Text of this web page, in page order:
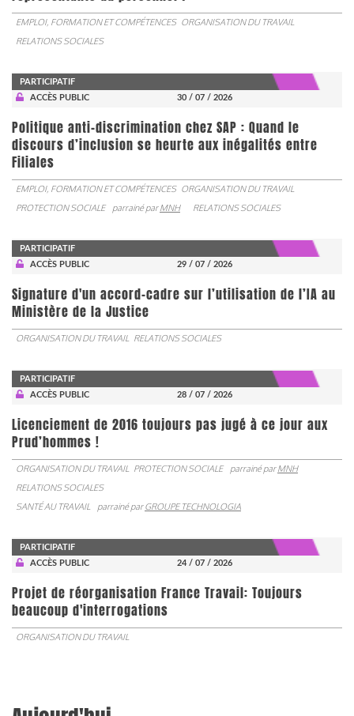
EMPLOI, FORMATION ET COMPÉTENCES ORGANISATION DU TRAVAIL
RELATIONS SOCIALES
PARTICIPATIF
ACCÈS PUBLIC
30 / 07 / 2026
Politique anti-discrimination chez SAP : Quand le
discours d’inclusion se heurte aux inégalités entre
Filiales
EMPLOI, FORMATION ET COMPÉTENCES ORGANISATION DU TRAVAIL
PROTECTION SOCIALE
parrainé parMNH RELATIONS SOCIALES
PARTICIPATIF
ACCÈS PUBLIC
29 / 07 / 2026
Signature d'un accord-cadre sur l’utilisation de l’IA au
Ministère de la Justice
ORGANISATION DU TRAVAIL RELATIONS SOCIALES
PARTICIPATIF
ACCÈS PUBLIC
28 / 07 / 2026
Licenciement de 2016 toujours pas jugé à ce jour aux
Prud’hommes !
ORGANISATION DU TRAVAIL PROTECTION SOCIALE parrainé parMNH
RELATIONS SOCIALES
SANTÉ AU TRAVAIL
parrainé parGROUPE TECHNOLOGIA
PARTICIPATIF
ACCÈS PUBLIC
24 / 07 / 2026
Projet de réorganisation France Travail: Toujours
beaucoup d'interrogations
ORGANISATION DU TRAVAIL